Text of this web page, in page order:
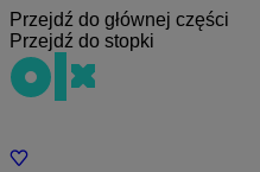
Przejdź do głównej części
Przejdź do stopki